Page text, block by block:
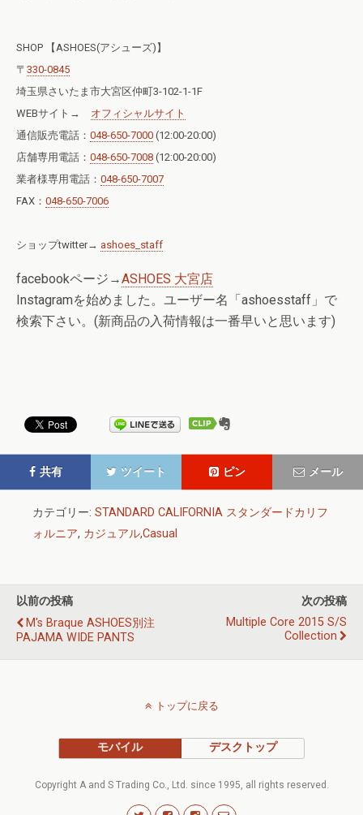
SHOP 【ASHOES(アシューズ)】
〒 330-0845
埼玉県さいたま市大宮区仲町3-102-1-1F
WEBサイト→ オフィシャルサイト
通信販売電話： 048-650-7000 (12:00-20:00)
店舗専用電話： 048-650-7008 (12:00-20:00)
業者様専用電話： 048-650-7007
FAX： 048-650-7006
ショップtwitter→ ashoes_staff
facebookページ→ASHOES 大宮店
Instagramを始めました。ユーザー名「ashoesstaff」で
検索下さい。(新商品の入荷情報は一番早いと思います)
共有 ツイート ピン メール
カテゴリー: STANDARD CALIFORNIA スタンダードカリフ
ォルニア, カジュアル,Casual
以前の投稿
M's Braque ASHOES別注
PAJAMA WIDE PANTS
次の投稿
Multiple Core 2015 S/S
Collection
トップに戻る
モバイル デスクトップ
Copyright A and S Trading Co., Ltd. since 1995, all rights reserved.